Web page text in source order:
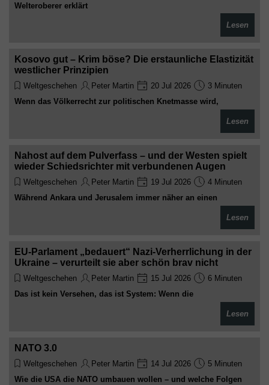
Welteroberer erklärt
Lesen
Kosovo gut – Krim böse? Die erstaunliche Elastizität
westlicher Prinzipien
Weltgeschehen Peter Martin 20 Jul 2026
3 Minuten
Wenn das Völkerrecht zur politischen Knetmasse wird,
geopolitische Interessenlage. Der Vergleich zwischen Kosovo
und Krim zeigt vor allem eines: Der Westen misst mit zweierlei
Lesen
Nahost auf dem Pulverfass – und der Westen spielt
wieder Schiedsrichter mit verbundenen Augen
Weltgeschehen Peter Martin 19 Jul 2026
4 Minuten
Während Ankara und Jerusalem immer näher an einen
seine Sonntagsreden. Zwischen Völkerrecht, Doppelmoral und
geopolitischer Selbsttäuschung droht der Westen erneut in
kontrolliert
Lesen
EU-Parlament „bedauert“ Nazi-Verherrlichung in der
Ukraine – verurteilt sie aber schön brav nicht
Weltgeschehen Peter Martin 15 Jul 2026
6 Minuten
Das ist kein Versehen, das ist System: Wenn die
verurteilen, dann wissen wir endgültig, wessen Werte hier
eigentlich gelten – und wessen Geschichte gerade fröhlich
Lesen
NATO 3.0
Weltgeschehen Peter Martin 14 Jul 2026
5 Minuten
Wie die USA die NATO umbauen wollen – und welche Folgen